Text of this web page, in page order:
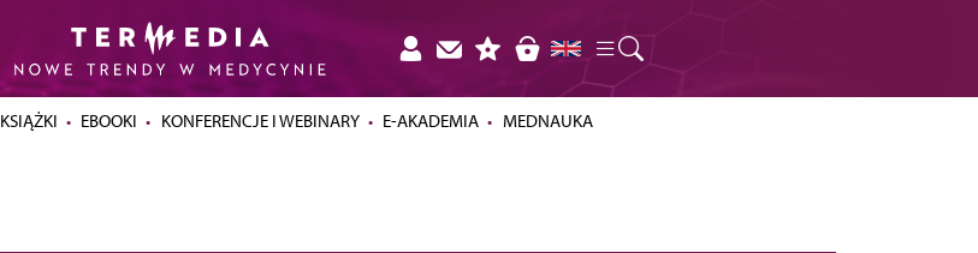
KSIĄŻKI EBOOKI KONFERENCJE I WEBINARY E-AKADEMIA MEDNAUKA